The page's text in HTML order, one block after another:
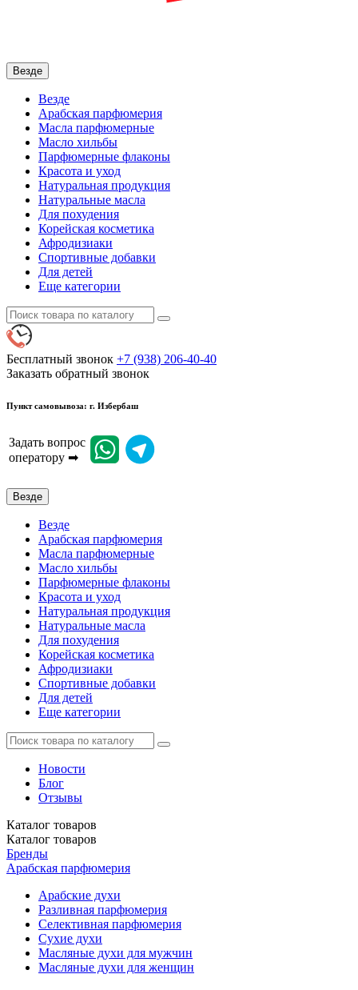
Везде
Везде
Арабская парфюмерия
Масла парфюмерные
Масло хильбы
Парфюмерные флаконы
Красота и уход
Натуральная продукция
Натуральные масла
Для похудения
Корейская косметика
Афродизиаки
Спортивные добавки
Для детей
Еще категории
Бесплатный звонок +7 (938) 206-40-40
Заказать обратный звонок
Пункт самовывоза: г. Избербаш
Задать вопрос
оператору ➡
Везде
Везде
Арабская парфюмерия
Масла парфюмерные
Масло хильбы
Парфюмерные флаконы
Красота и уход
Натуральная продукция
Натуральные масла
Для похудения
Корейская косметика
Афродизиаки
Спортивные добавки
Для детей
Еще категории
Новости
Блог
Отзывы
Каталог товаров
Каталог товаров
Бренды
Арабская парфюмерия
Арабские духи
Разливная парфюмерия
Селективная парфюмерия
Сухие духи
Масляные духи для мужчин
Масляные духи для женщин